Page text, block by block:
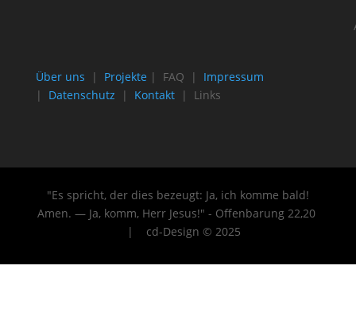
Über uns | Projekte | FAQ | Impressum
| Datenschutz | Kontakt| Links
"Es spricht, der dies bezeugt: Ja, ich komme bald!
Amen. — Ja, komm, Herr Jesus!" - Offenbarung 22,20
| cd-Design © 2025